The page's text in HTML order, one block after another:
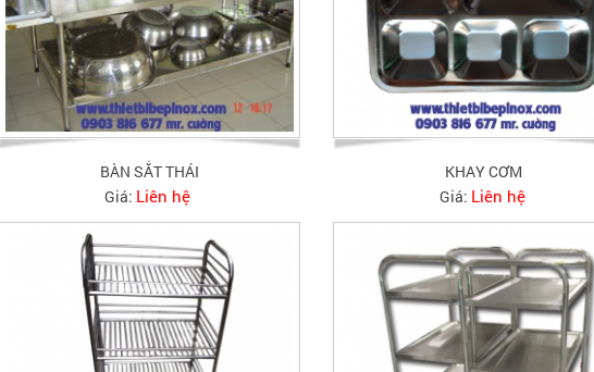
BÀN SẮT THÁI
Giá: Liên hệ
KHAY CƠM
Giá: Liên hệ